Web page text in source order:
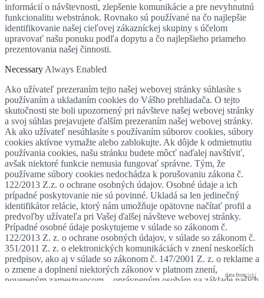
data fromiski
informácií o návštevnosti, zlepšenie komunikácie a pre nevyhnutnú
funkcionalitu webstránok. Rovnako sú používané na čo najlepšie
identifikovanie našej cieľovej zákazníckej skupiny s účelom
upravovať našu ponuku podľa dopytu a čo najlepšieho priameho
prezentovania našej činnosti.
Necessary Always Enabled
Ako užívateľ prezeraním tejto našej webovej stránky súhlasíte s
používaním a ukladaním cookies do Vášho prehliadača. O tejto
skutočnosti ste boli upozornený pri návšteve našej webovej stránky
a svoj súhlas prejavujete ďalším prezeraním našej webovej stránky.
Ak ako užívateľ nesúhlasíte s používaním súborov cookies, súbory
cookies aktívne vymažte alebo zablokujte. Ak dôjde k odmietnutiu
používania cookies, našu stránku budete môcť naďalej navštíviť,
avšak niektoré funkcie nemusia fungovať správne. Tým, že
používame súbory cookies nedochádza k porušovaniu zákona č.
122/2013 Z.z. o ochrane osobných údajov. Osobné údaje a ich
prípadné poskytovanie nie sú povinné. Ukladá sa len jedinečný
identifikátor relácie, ktorý nám umožňuje opätovne načítať profil a
predvoľby užívateľa pri Vašej ďalšej návšteve webovej stránky.
Prípadné osobné údaje poskytujeme v súlade so zákonom č.
122/2013 Z. z. o ochrane osobných údajov, v súlade so zákonom č.
351/2011 Z. z. o elektronických komunikáciách v znení neskorších
predpisov, ako aj v súlade so zákonom č. 147/2001 Z. z. o reklame a
o zmene a doplnení niektorých zákonov v platnom znení,
povereným zamestnancom – oprávneným osobám na základe našich